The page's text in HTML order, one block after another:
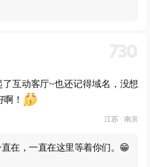
互动客厅~也还记得域名，没想
！
江苏 · 南京
在，一直在这里等着你们。😁